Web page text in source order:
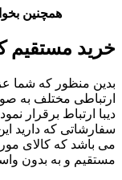
همچنین
خرید مستقیم
بدین منظور که شما
ارتباطی مختلف ‌به
دیبا ارتباط برقرار
سفارشاتی که دارید
می باشد که کالای
مستقیم و به بدون